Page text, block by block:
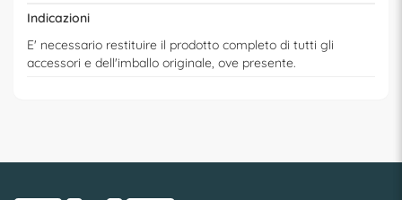
Indicazioni
E' necessario restituire il prodotto completo di tutti gli
accessori e dell'imballo originale, ove presente.